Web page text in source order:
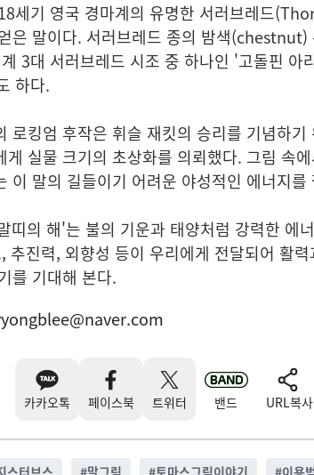
세기 영국 경마계의 유명한 서러브레드
은 말이다. 서러브레드 종의 밤색(chestnut)
3대 서러브레드 시조 중 하나인 '고돌핀
하다.
로킹엄 후작은 휘슬 재킷의 승리를 기념하
게 실물 크기의 초상화를 의뢰했다. 그림 속에
이 말의 길들이기 어려운 야성적인 에너지를
띠의 해'는 불의 기운과 태양처럼 강력한 에
추진력, 외향성 등이 우리에게 전달되어 활
를 기대해 본다.
카카오톡 페이스북 트위터 밴드 URL복사